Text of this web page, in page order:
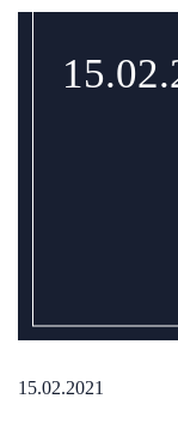
15.02.2021